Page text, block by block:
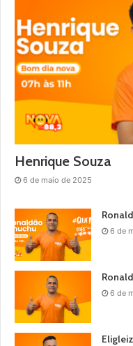
Henrique Souza
6 de maio de 2025
6 de
6 de